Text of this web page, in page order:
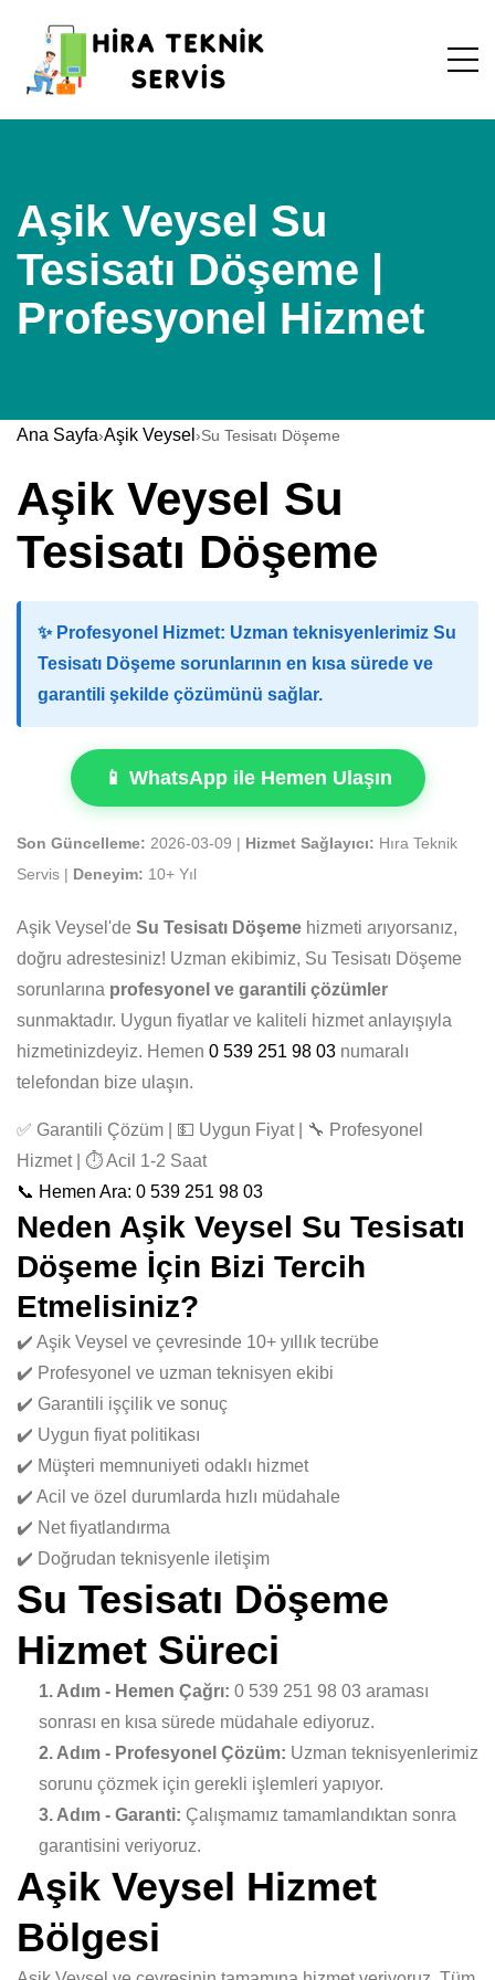
Aşik Veysel Su
Tesisatı Döşeme |
Profesyonel Hizmet
Ana Sayfa›Aşik Veysel ›Su Tesisatı Döşeme
Aşik Veysel Su
Tesisatı Döşeme
✨ Profesyonel Hizmet: Uzman teknisyenlerimiz Su
Tesisatı Döşeme sorunlarının en kısa sürede ve
garantili şekilde çözümünü sağlar.
📱 WhatsApp ile Hemen Ulaşın
Son Güncelleme: 2026-03-09 | Hizmet Sağlayıcı: Hıra Teknik
Servis |
Deneyim: 10+ Yıl
Aşik Veysel'de Su Tesisatı Döşeme hizmeti arıyorsanız,
doğru adrestesiniz! Uzman ekibimiz, Su Tesisatı Döşeme
sorunlarına profesyonel ve garantili çözümler
sunmaktadır. Uygun fiyatlar ve kaliteli hizmet anlayışıyla
hizmetinizdeyiz. Hemen 0 539 251 98 03 numaralı
telefondan bize ulaşın.
✅ Garantili Çözüm | 💵 Uygun Fiyat | 🔧 Profesyonel
Hizmet | ⏱️ Acil 1-2 Saat
📞 Hemen Ara: 0 539 251 98 03
Neden Aşik Veysel Su Tesisatı
Döşeme İçin Bizi Tercih
Etmelisiniz?
✔️ Aşik Veysel ve çevresinde 10+ yıllık tecrübe
✔️ Profesyonel ve uzman teknisyen ekibi
✔️ Garantili işçilik ve sonuç
✔️ Uygun fiyat politikası
✔️ Müşteri memnuniyeti odaklı hizmet
✔️ Acil ve özel durumlarda hızlı müdahale
✔️ Net fiyatlandırma
✔️ Doğrudan teknisyenle iletişim
Su Tesisatı Döşeme
Hizmet Süreci
1. Adım - Hemen Çağrı: 0 539 251 98 03 araması
sonrası en kısa sürede müdahale ediyoruz.
2. Adım - Profesyonel Çözüm: Uzman teknisyenlerimiz
sorunu çözmek için gerekli işlemleri yapıyor.
3. Adım - Garanti: Çalışmamız tamamlandıktan sonra
garantisini veriyoruz.
Aşik Veysel Hizmet
Bölgesi